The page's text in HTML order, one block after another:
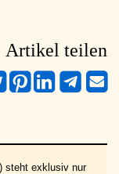
Artikel teilen
steht exklusiv nur